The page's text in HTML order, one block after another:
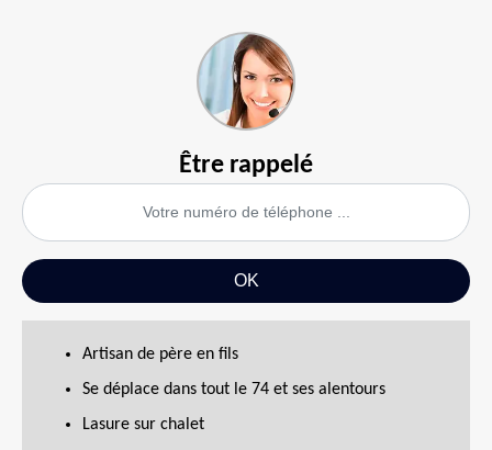
Être rappelé
Artisan de père en fils
Se déplace dans tout le 74 et ses alentours
Lasure sur chalet